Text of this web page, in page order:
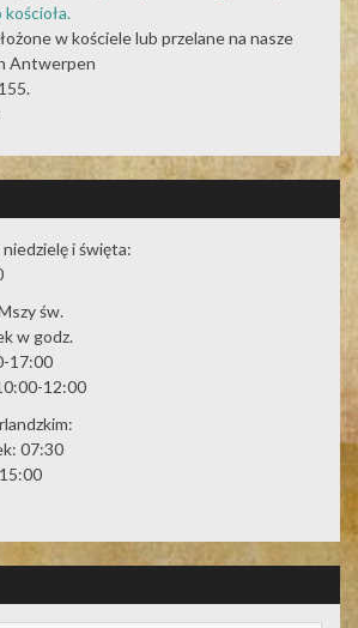
w kościele lub przelane na nasze
Antwerpen
i święta:
św.
w godz.
17:00
12:00
07:30